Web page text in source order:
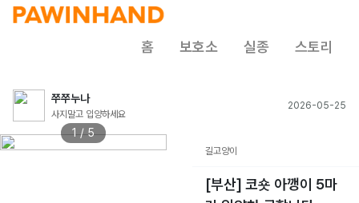
홈 보호소 실종 스토리
쭈쭈누나
사지말고 입양하세요
2026-05-25
1 / 5
길고양이
[부산] 코숏 아깽이 5마